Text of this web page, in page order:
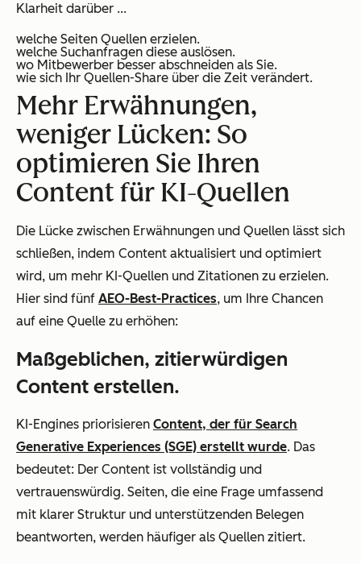
Klarheit darüber ...
welche Seiten Quellen erzielen.
welche Suchanfragen diese auslösen.
wo Mitbewerber besser abschneiden als Sie.
wie sich Ihr Quellen-Share über die Zeit verändert.
Mehr Erwähnungen,
weniger Lücken: So
optimieren Sie Ihren
Content für KI-Quellen
Die Lücke zwischen Erwähnungen und Quellen lässt sich
schließen, indem Content aktualisiert und optimiert
wird, um mehr KI-Quellen und Zitationen zu erzielen.
Hier sind fünf AEO-Best-Practices, um Ihre Chancen
auf eine Quelle zu erhöhen:
Maßgeblichen, zitierwürdigen
Content erstellen.
KI-Engines priorisieren Content, der für Search
Generative Experiences (SGE) erstellt wurde. Das
bedeutet: Der Content ist vollständig und
vertrauenswürdig. Seiten, die eine Frage umfassend
mit klarer Struktur und unterstützenden Belegen
beantworten, werden häufiger als Quellen zitiert.